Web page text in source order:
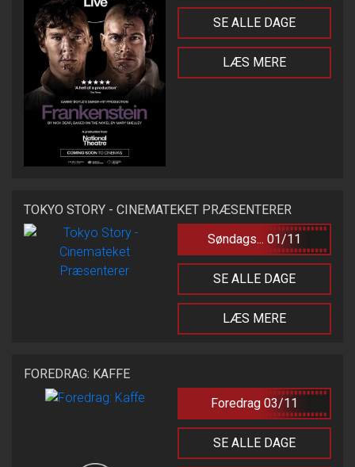
SE ALLE DAGE
LÆS MERE
TOKYO STORY - CINEMATEKET PRÆSENTERER
Søndags... 01/11
SE ALLE DAGE
LÆS MERE
FOREDRAG: KAFFE
Foredrag 03/11
SE ALLE DAGE